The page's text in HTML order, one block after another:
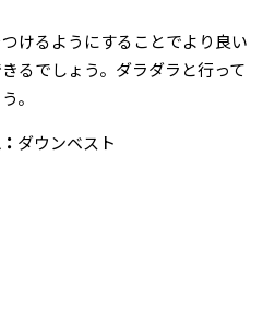
けるようにすることでより良い
るでしょう。ダラダラと行って
。
ダウンベスト